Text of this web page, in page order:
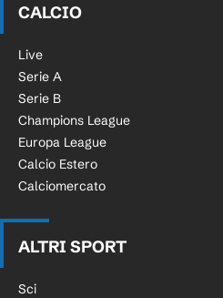
CALCIO
Live
Serie A
Serie B
Champions League
Europa League
Calcio Estero
Calciomercato
ALTRI SPORT
Sci